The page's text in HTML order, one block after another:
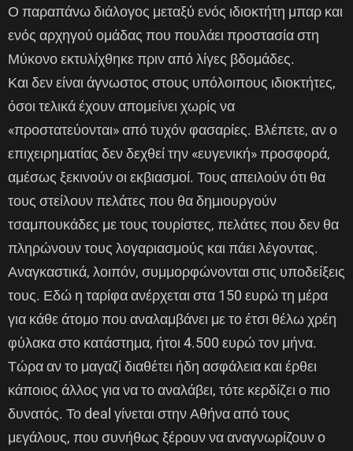
Ο παραπάνω διάλογος μεταξύ ενός ιδιοκτήτη μπαρ και
ενός αρχηγού ομάδας που πουλάει προστασία στη
Μύκονο εκτυλίχθηκε πριν από λίγες βδομάδες.
Και δεν είναι άγνωστος στους υπόλοιπους ιδιοκτήτες,
όσοι τελικά έχουν απομείνει χωρίς να
«προστατεύονται» από τυχόν φασαρίες. Βλέπετε, αν ο
επιχειρηματίας δεν δεχθεί την «ευγενική» προσφορά,
αμέσως ξεκινούν οι εκβιασμοί. Τους απειλούν ότι θα
τους στείλουν πελάτες που θα δημιουργούν
τσαμπουκάδες με τους τουρίστες, πελάτες που δεν θα
πληρώνουν τους λογαριασμούς και πάει λέγοντας.
Αναγκαστικά, λοιπόν, συμμορφώνονται στις υποδείξεις
τους. Εδώ η ταρίφα ανέρχεται στα 150 ευρώ τη μέρα
για κάθε άτομο που αναλαμβάνει με το έτσι θέλω χρέη
φύλακα στο κατάστημα, ήτοι 4.500 ευρώ τον μήνα.
Τώρα αν το μαγαζί διαθέτει ήδη ασφάλεια και έρθει
κάποιος άλλος για να το αναλάβει, τότε κερδίζει ο πιο
δυνατός. Το deal γίνεται στην Αθήνα από τους
μεγάλους, που συνήθως ξέρουν να αναγνωρίζουν ο